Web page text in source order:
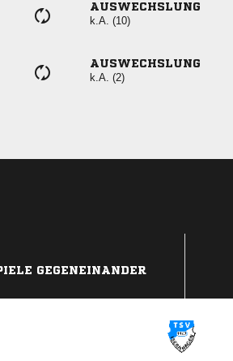
AUSWECHSLUNG
k.A. (10)
AUSWECHSLUNG
k.A. (2)
GEGENEINANDER